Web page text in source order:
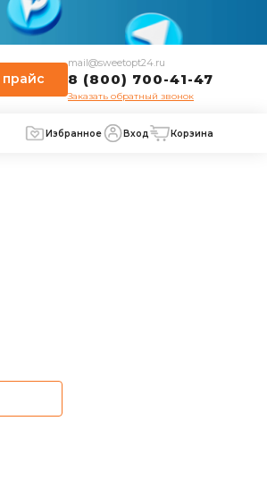
прайс
mail@sweetopt24.ru
8 (800) 700-41-47
Заказать обратный звонок
Избранное Вход Корзина